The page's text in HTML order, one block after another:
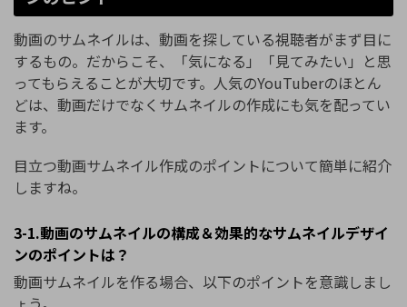
動画のサムネイルは、動画を探している視聴者がまず目に
するもの。だからこそ、「気になる」「見てみたい」と思
ってもらえることが大切です。人気のYouTuberのほとん
どは、動画だけでなくサムネイルの作成にも気を配ってい
ます。
目立つ動画サムネイル作成のポイントについて簡単に紹介
しますね。
3-1.動画のサムネイルの構成＆効果的なサムネイルデザイ
ンのポイントは？
動画サムネイルを作る場合、以下のポイントを意識しまし